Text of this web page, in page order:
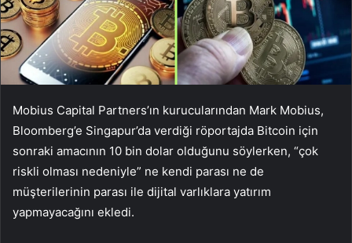
Mobius Capital Partners’ın kurucularından Mark Mobius,
Bloomberg’e Singapur’da verdiği röportajda Bitcoin için
sonraki amacının 10 bin dolar olduğunu söylerken, “çok
riskli olması nedeniyle” ne kendi parası ne de
müşterilerinin parası ile dijital varlıklara yatırım
yapmayacağını ekledi.